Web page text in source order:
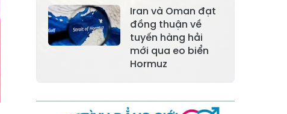
Khánh
Xã Lương
Thịnh
Xã Việt Hồng
Xã Cốc San
Iran và Oman đạt
đồng thuận về
tuyến hàng hải
mới qua eo biển
Hormuz